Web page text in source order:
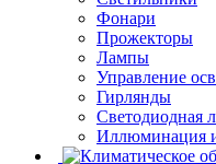
Фонари
Прожекторы
Лампы
Управление
Гирлянды
Светодиодная
Иллюминация